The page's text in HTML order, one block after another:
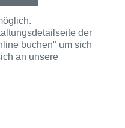
der
buchen" um sich
an unsere